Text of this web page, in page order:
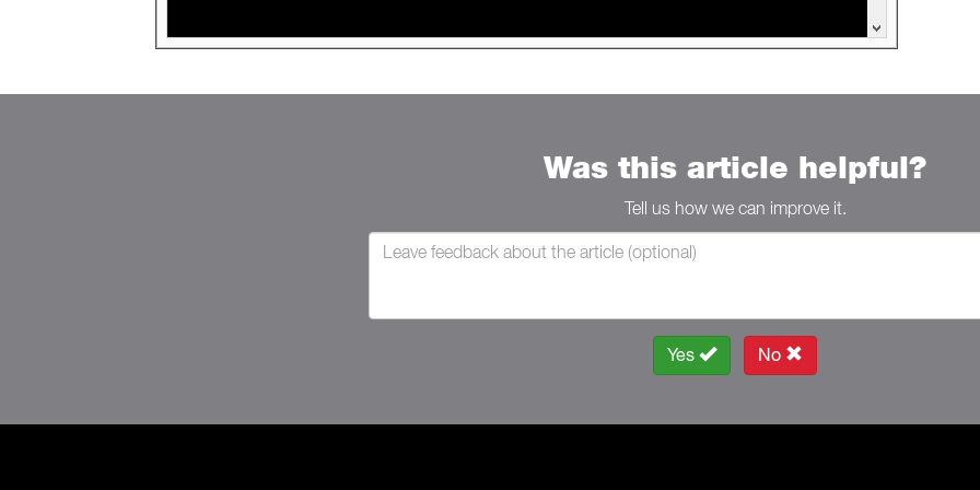
Was this article helpful?
Tell us how we can improve it.
Yes No